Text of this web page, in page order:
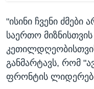
"ისინი ჩვენი ძმები
საერთო მიზნისთვის
განმარტავს, რომ
ფრონტის